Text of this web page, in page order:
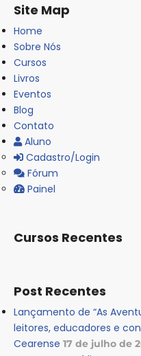
Site Map
Home
Sobre Nós
Cursos
Livros
Eventos
Blog
Contato
Aluno
Cadastro/Login
Fórum
Painel
Cursos Recentes
Post Recentes
Lançamento de “As
leitores, educadores e
Cearense 17 de julho de